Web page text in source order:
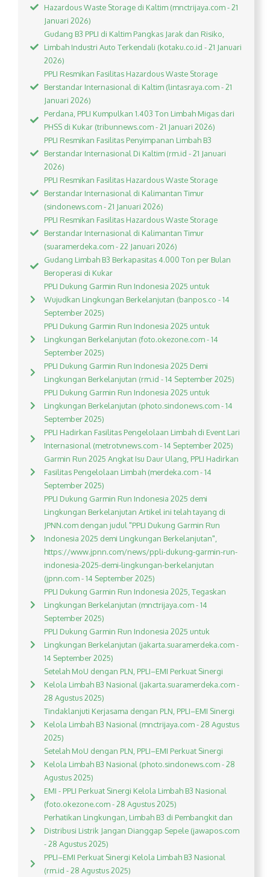
Hazardous Waste Storage di Kaltim (mnctrijaya.com - 21
Januari 2026)
Gudang B3 PPLI di Kaltim Pangkas Jarak dan Risiko,
Limbah Industri Auto Terkendali (kotaku.co.id - 21 Januari
2026)
PPLI Resmikan Fasilitas Hazardous Waste Storage
Berstandar Internasional di Kaltim (lintasraya.com - 21
Januari 2026)
Perdana, PPLI Kumpulkan 1.403 Ton Limbah Migas dari
PHSS di Kukar (tribunnews.com - 21 Januari 2026)
PPLI Resmikan Fasilitas Penyimpanan Limbah B3
Berstandar Internasional Di Kaltim (rm.id - 21 Januari
2026)
PPLI Resmikan Fasilitas Hazardous Waste Storage
Berstandar Internasional di Kalimantan Timur
(sindonews.com - 21 Januari 2026)
PPLI Resmikan Fasilitas Hazardous Waste Storage
Berstandar Internasional di Kalimantan Timur
(suaramerdeka.com - 22 Januari 2026)
Gudang Limbah B3 Berkapasitas 4.000 Ton per Bulan
Beroperasi di Kukar
PPLI Dukung Garmin Run Indonesia 2025 untuk
Wujudkan Lingkungan Berkelanjutan (banpos.co - 14
September 2025)
PPLI Dukung Garmin Run Indonesia 2025 untuk
Lingkungan Berkelanjutan (foto.okezone.com - 14
September 2025)
PPLI Dukung Garmin Run Indonesia 2025 Demi
Lingkungan Berkelanjutan (rm.id - 14 September 2025)
PPLI Dukung Garmin Run Indonesia 2025 untuk
Lingkungan Berkelanjutan (photo.sindonews.com - 14
September 2025)
PPLI Hadirkan Fasilitas Pengelolaan Limbah di Event Lari
Internasional (metrotvnews.com - 14 September 2025)
Garmin Run 2025 Angkat Isu Daur Ulang, PPLI Hadirkan
Fasilitas Pengelolaan Limbah (merdeka.com - 14
September 2025)
PPLI Dukung Garmin Run Indonesia 2025 demi
Lingkungan Berkelanjutan Artikel ini telah tayang di
JPNN.com dengan judul "PPLI Dukung Garmin Run
Indonesia 2025 demi Lingkungan Berkelanjutan",
https://www.jpnn.com/news/ppli-dukung-garmin-run-
indonesia-2025-demi-lingkungan-berkelanjutan
(jpnn.com - 14 September 2025)
PPLI Dukung Garmin Run Indonesia 2025, Tegaskan
Lingkungan Berkelanjutan (mnctrijaya.com - 14
September 2025)
PPLI Dukung Garmin Run Indonesia 2025 untuk
Lingkungan Berkelanjutan (jakarta.suaramerdeka.com -
14 September 2025)
Setelah MoU dengan PLN, PPLI–EMI Perkuat Sinergi
Kelola Limbah B3 Nasional (jakarta.suaramerdeka.com -
28 Agustus 2025)
Tindaklanjuti Kerjasama dengan PLN, PPLI–EMI Sinergi
Kelola Limbah B3 Nasional (mnctrijaya.com - 28 Agustus
2025)
Setelah MoU dengan PLN, PPLI–EMI Perkuat Sinergi
Kelola Limbah B3 Nasional (photo.sindonews.com - 28
Agustus 2025)
EMI - PPLI Perkuat Sinergi Kelola Limbah B3 Nasional
(foto.okezone.com - 28 Agustus 2025)
Perhatikan Lingkungan, Limbah B3 di Pembangkit dan
Distribusi Listrik Jangan Dianggap Sepele (jawapos.com
- 28 Agustus 2025)
PPLI–EMI Perkuat Sinergi Kelola Limbah B3 Nasional
(rm.id - 28 Agustus 2025)